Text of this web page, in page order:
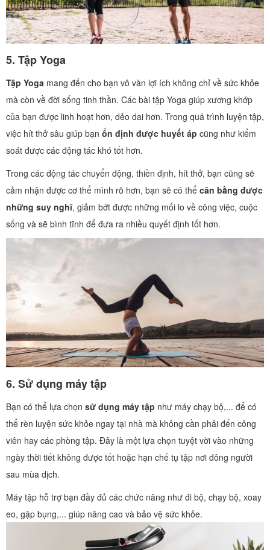
5. Tập Yoga
Tập Yoga mang đến cho bạn vô vàn lợi ích không chỉ về sức khỏe
mà còn về đời sống tinh thần. Các bài tập Yoga giúp xương khớp
của bạn được linh hoạt hơn, dẻo dai hơn. Trong quá trình luyện tập,
việc hít thở sâu giúp bạn ổn định được huyết áp cũng như kiểm
soát được các động tác khó tốt hơn.
Trong các động tác chuyển động, thiền định, hít thở, bạn cũng sẽ
cảm nhận được cơ thể mình rõ hơn, bạn sẽ có thể cân bằng được
những suy nghĩ, giảm bớt được những mối lo về công việc, cuộc
sống và sẽ bình tĩnh để đưa ra nhiều quyết định tốt hơn.
6. Sử dụng máy tập
Bạn có thể lựa chọn sử dụng máy tập như máy chạy bộ,... để có
thể rèn luyện sức khỏe ngay tại nhà mà không cần phải đến công
viên hay các phòng tập. Đây là một lựa chọn tuyệt vời vào những
ngày thời tiết không được tốt hoặc hạn chế tụ tập nơi đông người
sau mùa dịch.
Máy tập hỗ trợ bạn đầy đủ các chức năng như đi bộ, chạy bộ, xoay
eo, gập bụng,... giúp nâng cao và bảo vệ sức khỏe.